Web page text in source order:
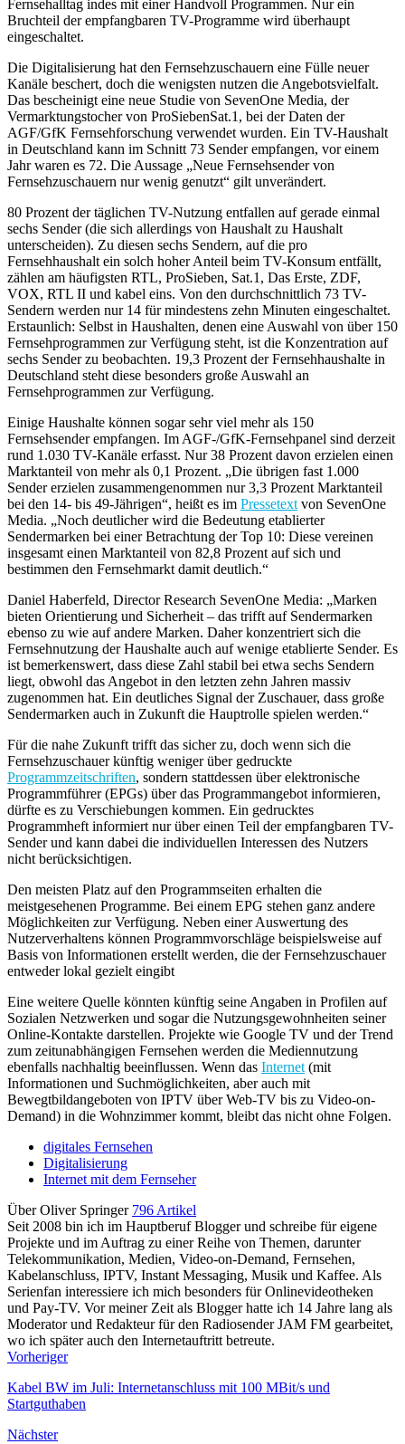
Fernsehalltag indes mit einer Handvoll Programmen. Nur ein
Bruchteil der empfangbaren TV-Programme wird überhaupt
eingeschaltet.
Die Digitalisierung hat den Fernsehzuschauern eine Fülle neuer
Kanäle beschert, doch die wenigsten nutzen die Angebotsvielfalt.
Das bescheinigt eine neue Studie von SevenOne Media, der
Vermarktungstocher von ProSiebenSat.1, bei der Daten der
AGF/GfK Fernsehforschung verwendet wurden. Ein TV-Haushalt
in Deutschland kann im Schnitt 73 Sender empfangen, vor einem
Jahr waren es 72. Die Aussage „Neue Fernsehsender von
Fernsehzuschauern nur wenig genutzt“ gilt unverändert.
80 Prozent der täglichen TV-Nutzung entfallen auf gerade einmal
sechs Sender (die sich allerdings von Haushalt zu Haushalt
unterscheiden). Zu diesen sechs Sendern, auf die pro
Fernsehhaushalt ein solch hoher Anteil beim TV-Konsum entfällt,
zählen am häufigsten RTL, ProSieben, Sat.1, Das Erste, ZDF,
VOX, RTL II und kabel eins. Von den durchschnittlich 73 TV-
Sendern werden nur 14 für mindestens zehn Minuten eingeschaltet.
Erstaunlich: Selbst in Haushalten, denen eine Auswahl von über 150
Fernsehprogrammen zur Verfügung steht, ist die Konzentration auf
sechs Sender zu beobachten. 19,3 Prozent der Fernsehhaushalte in
Deutschland steht diese besonders große Auswahl an
Fernsehprogrammen zur Verfügung.
Einige Haushalte können sogar sehr viel mehr als 150
Fernsehsender empfangen. Im AGF-/GfK-Fernsehpanel sind derzeit
rund 1.030 TV-Kanäle erfasst. Nur 38 Prozent davon erzielen einen
Marktanteil von mehr als 0,1 Prozent. „Die übrigen fast 1.000
Sender erzielen zusammengenommen nur 3,3 Prozent Marktanteil
bei den 14- bis 49-Jährigen“, heißt es im Pressetext von SevenOne
Media. „Noch deutlicher wird die Bedeutung etablierter
Sendermarken bei einer Betrachtung der Top 10: Diese vereinen
insgesamt einen Marktanteil von 82,8 Prozent auf sich und
bestimmen den Fernsehmarkt damit deutlich.“
Daniel Haberfeld, Director Research SevenOne Media: „Marken
bieten Orientierung und Sicherheit – das trifft auf Sendermarken
ebenso zu wie auf andere Marken. Daher konzentriert sich die
Fernsehnutzung der Haushalte auch auf wenige etablierte Sender. Es
ist bemerkenswert, dass diese Zahl stabil bei etwa sechs Sendern
liegt, obwohl das Angebot in den letzten zehn Jahren massiv
zugenommen hat. Ein deutliches Signal der Zuschauer, dass große
Sendermarken auch in Zukunft die Hauptrolle spielen werden.“
Für die nahe Zukunft trifft das sicher zu, doch wenn sich die
Fernsehzuschauer künftig weniger über gedruckte
Programmzeitschriften, sondern stattdessen über elektronische
Programmführer (EPGs) über das Programmangebot informieren,
dürfte es zu Verschiebungen kommen. Ein gedrucktes
Programmheft informiert nur über einen Teil der empfangbaren TV-
Sender und kann dabei die individuellen Interessen des Nutzers
nicht berücksichtigen.
Den meisten Platz auf den Programmseiten erhalten die
meistgesehenen Programme. Bei einem EPG stehen ganz andere
Möglichkeiten zur Verfügung. Neben einer Auswertung des
Nutzerverhaltens können Programmvorschläge beispielsweise auf
Basis von Informationen erstellt werden, die der Fernsehzuschauer
entweder lokal gezielt eingibt
Eine weitere Quelle könnten künftig seine Angaben in Profilen auf
Sozialen Netzwerken und sogar die Nutzungsgewohnheiten seiner
Online-Kontakte darstellen. Projekte wie Google TV und der Trend
zum zeitunabhängigen Fernsehen werden die Mediennutzung
ebenfalls nachhaltig beeinflussen. Wenn das Internet (mit
Informationen und Suchmöglichkeiten, aber auch mit
Bewegtbildangeboten von IPTV über Web-TV bis zu Video-on-
Demand) in die Wohnzimmer kommt, bleibt das nicht ohne Folgen.
digitales Fernsehen
Digitalisierung
Internet mit dem Fernseher
Über Oliver Springer 796 Artikel
Seit 2008 bin ich im Hauptberuf Blogger und schreibe für eigene
Projekte und im Auftrag zu einer Reihe von Themen, darunter
Telekommunikation, Medien, Video-on-Demand, Fernsehen,
Kabelanschluss, IPTV, Instant Messaging, Musik und Kaffee. Als
Serienfan interessiere ich mich besonders für Onlinevideotheken
und Pay-TV. Vor meiner Zeit als Blogger hatte ich 14 Jahre lang als
Moderator und Redakteur für den Radiosender JAM FM gearbeitet,
wo ich später auch den Internetauftritt betreute.
Vorheriger
Kabel BW im Juli: Internetanschluss mit 100 MBit/s und
Startguthaben
Nächster